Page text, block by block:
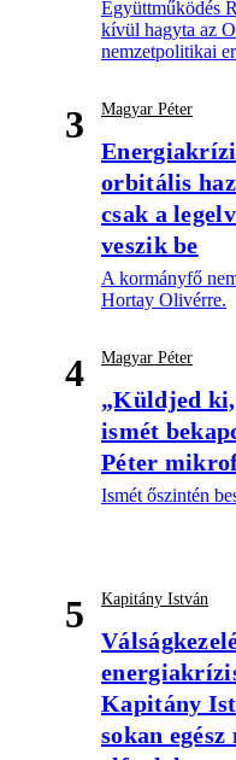
Együttműködés
kívül hagyta az
nemzetpolitikai
3 Magyar Péter
orbitális
csak a
veszik be
A kormányfő
Hortay Olivérre.
4 Magyar Péter
„Küldjed
ismét
Péter
Ismét őszintén
5 Kapitány István
Kapitány
sokan